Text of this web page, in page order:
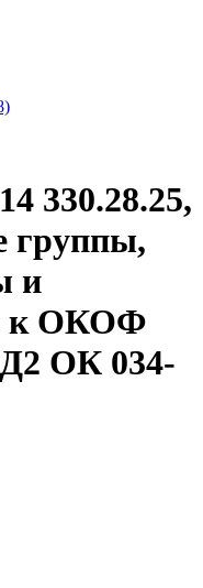
330.28.25,
группы,
и
к ОКОФ
ОК 034-